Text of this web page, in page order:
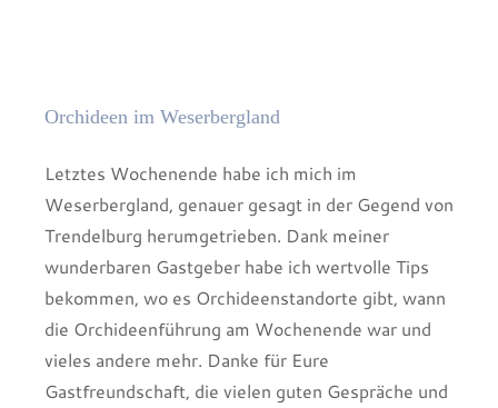
Orchideen im Weserbergland
Letztes Wochenende habe ich mich im
Weserbergland, genauer gesagt in der Gegend von
Trendelburg herumgetrieben. Dank meiner
wunderbaren Gastgeber habe ich wertvolle Tips
bekommen, wo es Orchideenstandorte gibt, wann
die Orchideenführung am Wochenende war und
vieles andere mehr. Danke für Eure
Gastfreundschaft, die vielen guten Gespräche und